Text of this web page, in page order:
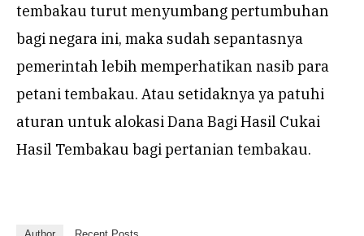
tembakau turut menyumbang pertumbuhan
bagi negara ini, maka sudah sepantasnya
pemerintah lebih memperhatikan nasib para
petani tembakau. Atau setidaknya ya patuhi
aturan untuk alokasi Dana Bagi Hasil Cukai
Hasil Tembakau bagi pertanian tembakau.